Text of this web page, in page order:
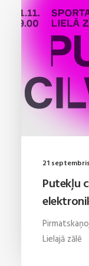
21
Putekļu
Lielajā zālē